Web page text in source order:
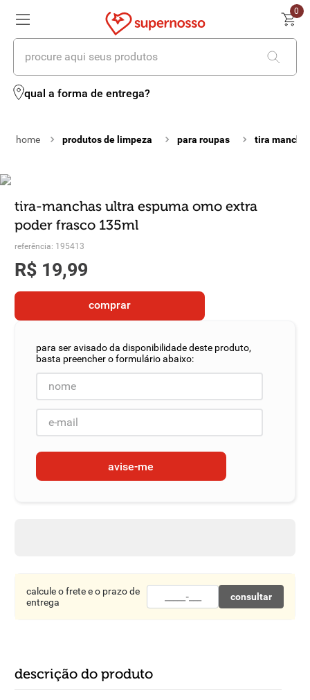
0
procure aqui seus produtos
qual a forma de entrega?
produtos de limpeza para roupas tira
tira-manchas ultra espuma omo extra
poder frasco 135ml
referência: 195413
R$ 19,99
comprar
avise-me
calcule o frete e o prazo de
entrega
consultar
descrição do produto
termos mais buscados
2º leite
4 iogurte
5º queijo
6 vinhos
7º biscoito
8º detergente
º macarrão